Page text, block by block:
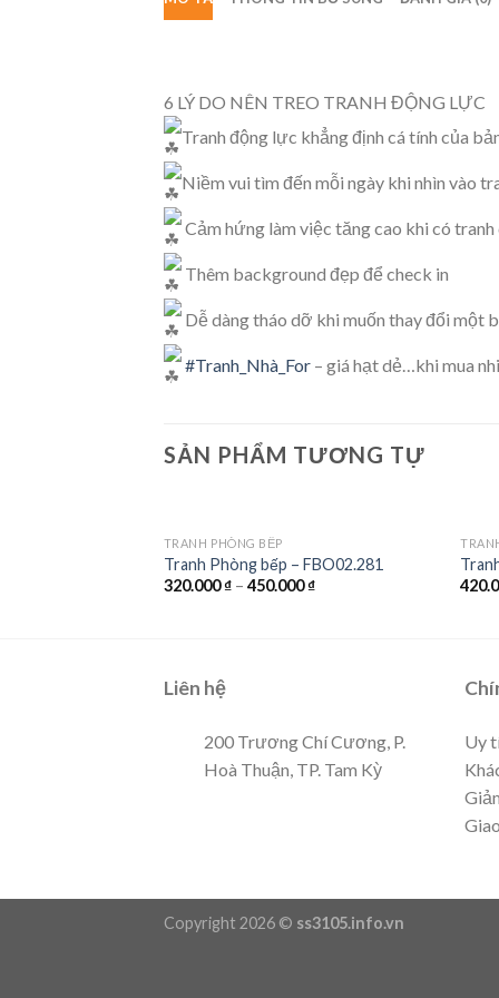
6 LÝ DO NÊN TREO TRANH ĐỘNG LỰC
Tranh động lực khẳng định cá tính của
Niềm vui tìm đến mỗi ngày khi nhìn vào
Cảm hứng làm việc tăng cao khi có
Thêm background đẹp để check in
Dễ dàng tháo dỡ khi muốn thay đổi một
#Tranh_Nhà_For – giá hạt dẻ…khi mua
SẢN PHẨM TƯƠNG TỰ
TRANH PHÒNG BẾP
Tranh Phòng bếp – FBO02.281
320.000₫– 450.000₫
Liên hệ
200 Trương Chí Cương, P.
Hoà Thuận, TP. Tam Kỳ
Uy
Copyright 2026 © ss3105.info.vn